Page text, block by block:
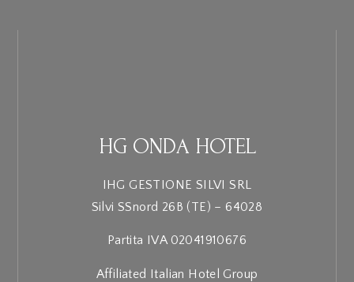
HG ONDA HOTEL
IHG GESTIONE SILVI SRL
Silvi SSnord 26B (TE) – 64028
Partita IVA 02041910676
Affiliated Italian Hotel Group